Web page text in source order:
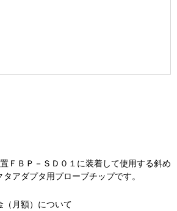
ＦＢＰ－ＳＤ０１に装着して使用する斜め
アダプタ用プローブチップです。
月額）について